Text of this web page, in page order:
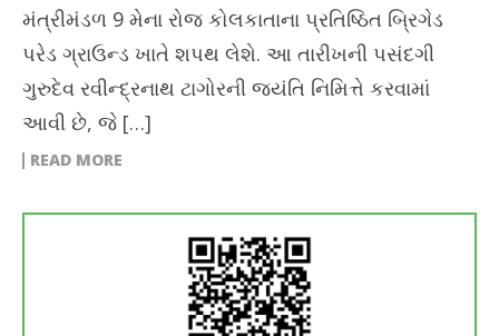
મંત્રીમંડળ 9 મેના રોજ કોલકાતાના પ્રતિષ્ઠિત બ્રિગેડ
પરેડ ગ્રાઉન્ડ ખાતે શપથ લેશે. આ તારીખની પસંદગી
ગુરુદેવ રવીન્દ્રનાથ ટાગોરની જયંતિ નિમિત્તે કરવામાં
આવી છે, જે […]
READ MORE